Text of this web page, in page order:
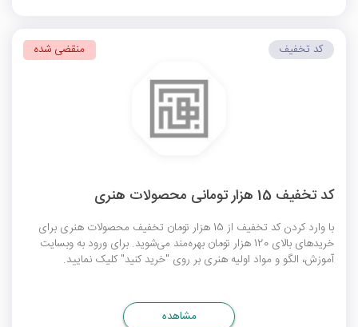
کد تخفیف 15 هزار تومانی محصولات هنری
با وارد کردن کد تخفیف از 15 هزار تومان تخفیف محصولات هنری برای
خریدهای بالای 120 هزار تومان بهره‌مند می‌شوید. برای ورود به وبسایت
آموزش، الگو و مواد اولیه هنری بر روی "خرید کنید" کلیک نمایید.
کد تخفیف منقضی شده
مشاهده